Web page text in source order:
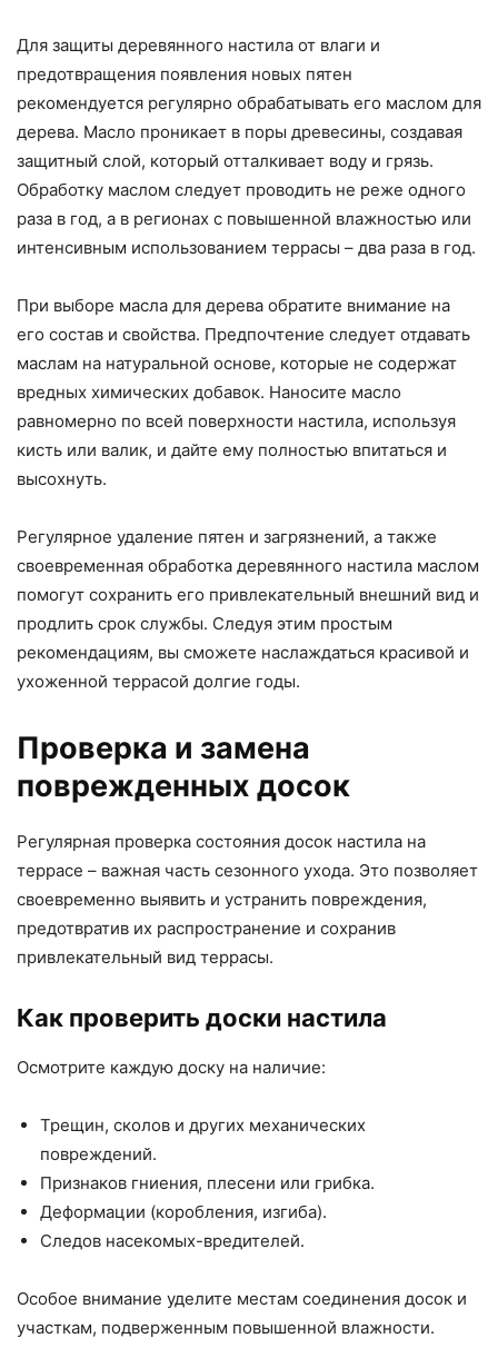
Для защиты деревянного настила от влаги и
предотвращения появления новых пятен
рекомендуется регулярно обрабатывать его маслом для
дерева. Масло проникает в поры древесины, создавая
защитный слой, который отталкивает воду и грязь.
Обработку маслом следует проводить не реже одного
раза в год, а в регионах с повышенной влажностью или
интенсивным использованием террасы – два раза в год.
При выборе масла для дерева обратите внимание на
его состав и свойства. Предпочтение следует отдавать
маслам на натуральной основе, которые не содержат
вредных химических добавок. Наносите масло
равномерно по всей поверхности настила, используя
кисть или валик, и дайте ему полностью впитаться и
высохнуть.
Регулярное удаление пятен и загрязнений, а также
своевременная обработка деревянного настила маслом
помогут сохранить его привлекательный внешний вид и
продлить срок службы. Следуя этим простым
рекомендациям, вы сможете наслаждаться красивой и
ухоженной террасой долгие годы.
Проверка и замена
поврежденных досок
Регулярная проверка состояния досок настила на
террасе – важная часть сезонного ухода. Это позволяет
своевременно выявить и устранить повреждения,
предотвратив их распространение и сохранив
привлекательный вид террасы.
Как проверить доски настила
Осмотрите каждую доску на наличие:
Трещин, сколов и других механических
повреждений.
Признаков гниения, плесени или грибка.
Деформации (коробления, изгиба).
Следов насекомых-вредителей.
Особое внимание уделите местам соединения досок и
участкам, подверженным повышенной влажности.